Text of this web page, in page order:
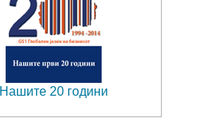
Нашите 20 години